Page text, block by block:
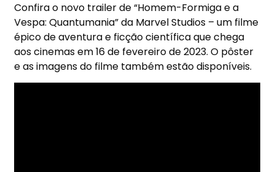
Confira o novo trailer de “Homem-Formiga e a
Vespa: Quantumania” da Marvel Studios – um filme
épico de aventura e ficção científica que chega
aos cinemas em16 de fevereiro de 2023. O pôster
e as imagens do filme também estão disponíveis.